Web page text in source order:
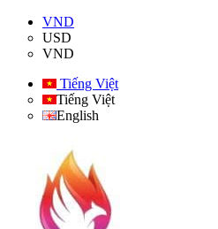
VND
USD
VND
Tiếng Việt
Tiếng Việt
English